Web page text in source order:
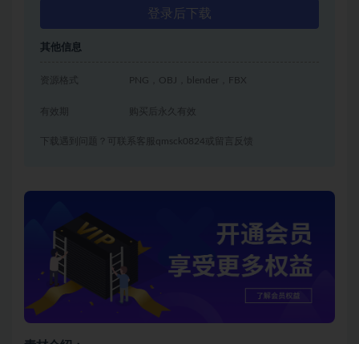
登录后下载
其他信息
资源格式 PNG，OBJ，blender，FBX
有效期 购买后永久有效
下载遇到问题？可联系客服qmsck0824或留言反馈